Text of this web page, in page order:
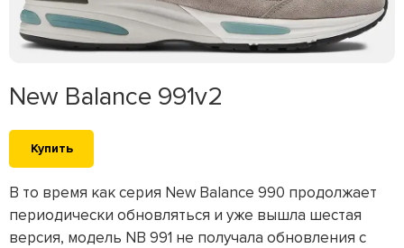
New Balance 991v2
Купить
В то время как серия New Balance 990 продолжает
периодически обновляться и уже вышла шестая
версия, модель NB 991 не получала обновления с